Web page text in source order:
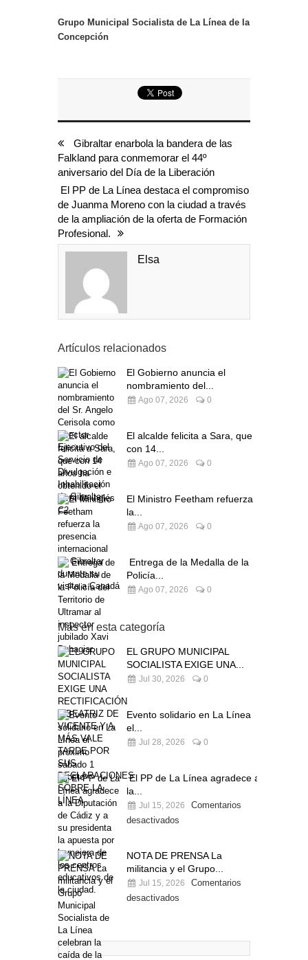
Grupo Municipal Socialista de La Línea de la
Concepción
Gibraltar enarbola la bandera de las
Falkland para conmemorar el 44º
aniversario del Día de la Liberación
El PP de La Línea destaca el compromiso
de Juanma Moreno con la ciudad a través
de la ampliación de la oferta de Formación
Profesional.
Elsa
Artículos relacionados
El Gobierno anuncia el
nombramiento del...
Ago 07, 2026 0
El alcalde felicita a Sara, que
con 14...
Ago 07, 2026 0
El Ministro Feetham refuerza
la...
Ago 07, 2026 0
Entrega de la Medalla de la
Policía...
Ago 07, 2026 0
Más en esta categoría
EL GRUPO MUNICIPAL
SOCIALISTA EXIGE UNA...
Jul 30, 2026 0
Evento solidario en La Línea
el...
Jul 28, 2026 0
El PP de La Línea agradece a
la...
Jul 15, 2026
Comentarios
desactivados
NOTA DE PRENSA La
militancia y el Grupo...
Jul 15, 2026
Comentarios
desactivados